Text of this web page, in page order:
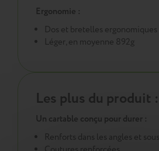
Ergonomie :
Dos et bretelles
Léger, en moyenne 892g
Les plus du produit :
Un cartable conçu pour durer :
Renforts dans les angles et